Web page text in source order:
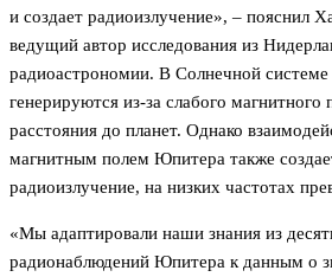
и создает радиоизлучение», – пояснил
ведущий автор исследования из
радиоастрономии. В Солнечной системе
генерируются из-за слабого
расстояния до планет. Однако
магнитным полем Юпитера также
радиоизлучение, на низких частотах
«Мы адаптировали наши знания из
радионаблюдений Юпитера к данным о